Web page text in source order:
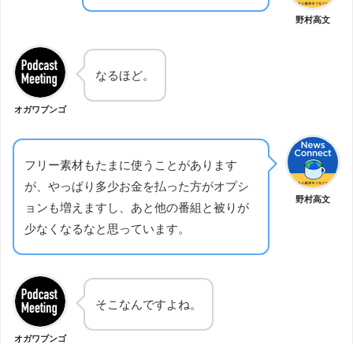
野村高文
オガワブンゴ
なるほど。
野村高文
フリー素材もたまに使うことがあります
が、やっぱり多少お金を払った方がオプシ
ョンも増えますし、あと他の番組と被りが
少なくなるなと思っています。
オガワブンゴ
そこなんですよね。